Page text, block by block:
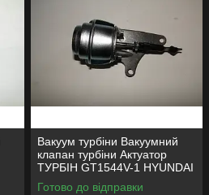
Вакуум турбіни Вакуумний
клапан турбіни Актуатор
ТУРБІН GT1544V-1 HYUNDAI
KIA 1.5D
Готово до відправки